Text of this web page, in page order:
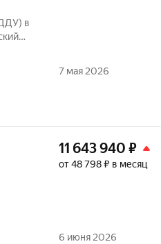
в
два
7 мая 2026
11 643 940 ₽
от 48 798 ₽ в месяц
6 июня 2026